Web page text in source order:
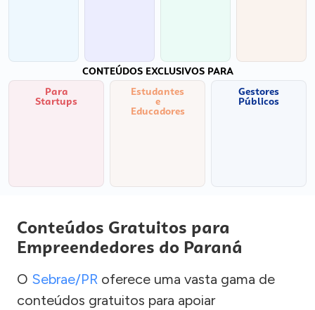
CONTEÚDOS EXCLUSIVOS PARA
Para
Startups
Estudantes
e
Educadores
Gestores
Públicos
Conteúdos Gratuitos para
Empreendedores do Paraná
O Sebrae/PR oferece uma vasta gama de
conteúdos gratuitos para apoiar